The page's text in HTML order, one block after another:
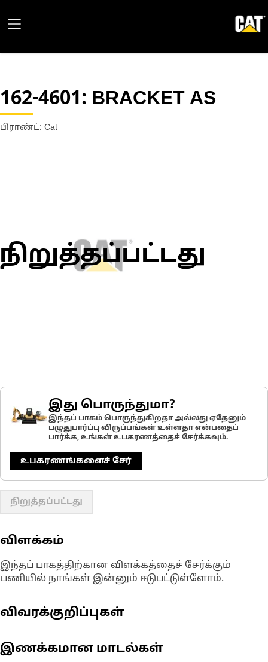
162-4601: BRACKET AS
பிராண்ட்: Cat
நிறுத்தப்பட்டது
இது பொருந்துமா?
இந்தப் பாகம் பொருந்துகிறதா அல்லது ஏதேனும்
பழுதுபார்ப்பு விருப்பங்கள் உள்ளதா என்பதைப்
பார்க்க, உங்கள் உபகரணத்தைச் சேர்க்கவும்.
உபகரணங்களைச் சேர்
நிறுத்தப்பட்டது
விளக்கம்
இந்தப் பாகத்திற்கான விளக்கத்தைச் சேர்க்கும்
பணியில் நாங்கள் இன்னும் ஈடுபட்டுள்ளோம்.
விவரக்குறிப்புகள்
இணக்கமான மாடல்கள்